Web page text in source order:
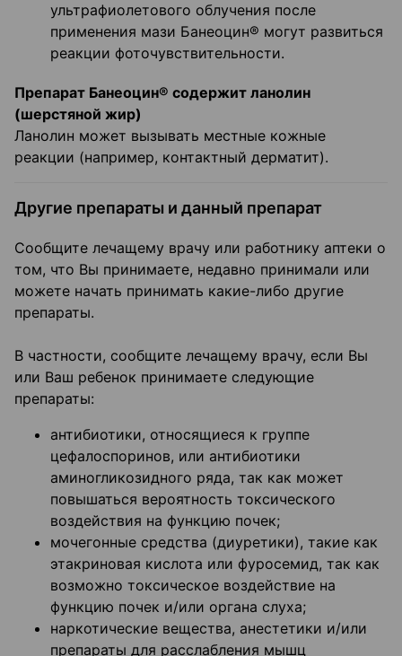
ультрафиолетового облучения после
применения мази Банеоцин® могут развиться
реакции фоточувствительности.
Препарат Банеоцин® содержит ланолин
(шерстяной жир)
Ланолин может вызывать местные кожные
реакции (например, контактный дерматит).
Другие препараты и данный препарат
Сообщите лечащему врачу или работнику аптеки о
том, что Вы принимаете, недавно принимали или
можете начать принимать какие-либо другие
препараты.
В частности, сообщите лечащему врачу, если Вы
или Ваш ребенок принимаете следующие
препараты:
антибиотики, относящиеся к группе
цефалоспоринов, или антибиотики
аминогликозидного ряда, так как может
повышаться вероятность токсического
воздействия на функцию почек;
мочегонные средства (диуретики), такие как
этакриновая кислота или фуросемид, так как
возможно токсическое воздействие на
функцию почек и/или органа слуха;
наркотические вещества, анестетики и/или
препараты для расслабления мышц